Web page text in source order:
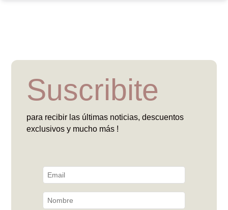
Suscribite
para recibir las últimas noticias, descuentos
exclusivos y mucho más !